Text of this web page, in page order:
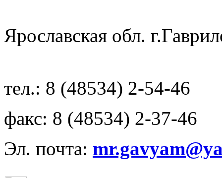
Ярославская обл.
тел.: 8 (48534) 2-54-46
факс: 8 (48534) 2-37-46
Эл. почта: